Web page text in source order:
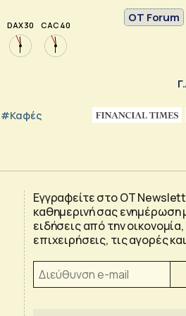
DAX 30 CAC 40
OT Forum
#καφές
Εγγραφείτε στο OT
καθημερινή σας ενημέρωση
ειδήσεις από την οικονομία,
επιχειρήσεις, τις αγορές